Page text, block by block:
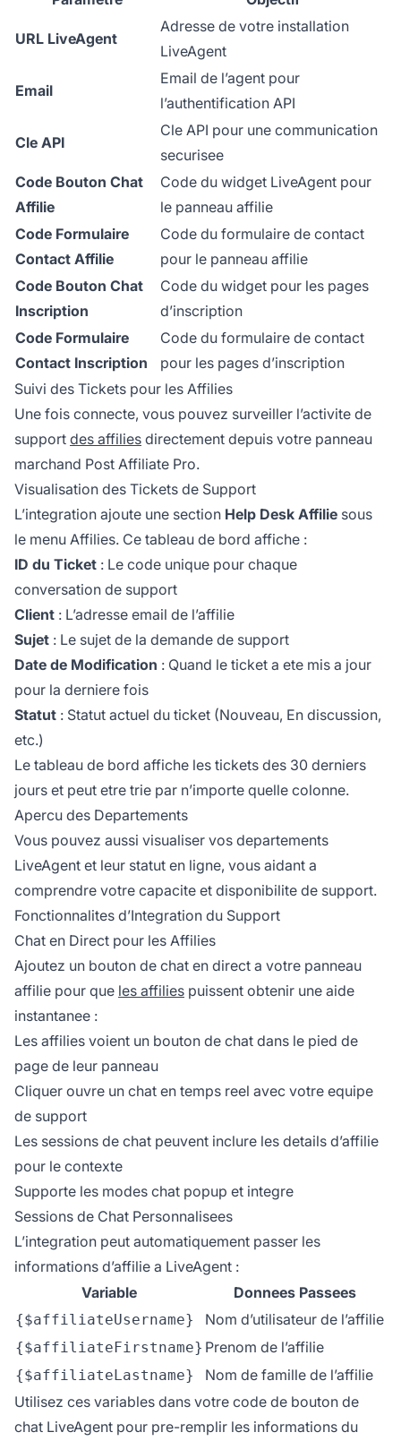
URL LiveAgent
Adresse de votre installation
LiveAgent
Email
Email de l’agent pour
l’authentification API
Cle API
Cle API pour une communication
securisee
Code Bouton Chat
Affilie
Code du widget LiveAgent pour
le panneau affilie
Code Formulaire
Contact Affilie
Code du formulaire de contact
pour le panneau affilie
Code Bouton Chat
Inscription
Code du widget pour les pages
d’inscription
Code Formulaire
Contact Inscription
Code du formulaire de contact
pour les pages d’inscription
Suivi des Tickets pour les Affilies
Une fois connecte, vous pouvez surveiller l’activite de
support des affilies directement depuis votre panneau
marchand Post Affiliate Pro.
Visualisation des Tickets de Support
L’integration ajoute une section Help Desk Affilie sous
le menu Affilies. Ce tableau de bord affiche :
ID du Ticket : Le code unique pour chaque
conversation de support
Client : L’adresse email de l’affilie
Sujet : Le sujet de la demande de support
Date de Modification : Quand le ticket a ete mis a jour
pour la derniere fois
Statut : Statut actuel du ticket (Nouveau, En discussion,
etc.)
Le tableau de bord affiche les tickets des 30 derniers
jours et peut etre trie par n’importe quelle colonne.
Apercu des Departements
Vous pouvez aussi visualiser vos departements
LiveAgent et leur statut en ligne, vous aidant a
comprendre votre capacite et disponibilite de support.
Fonctionnalites d’Integration du Support
Chat en Direct pour les Affilies
Ajoutez un bouton de chat en direct a votre panneau
affilie pour que les affilies puissent obtenir une aide
instantanee :
Les affilies voient un bouton de chat dans le pied de
page de leur panneau
Cliquer ouvre un chat en temps reel avec votre equipe
de support
Les sessions de chat peuvent inclure les details d’affilie
pour le contexte
Supporte les modes chat popup et integre
Sessions de Chat Personnalisees
L’integration peut automatiquement passer les
informations d’affilie a LiveAgent :
Variable
Donnees Passees
{$affiliateUsername} Nom d’utilisateur de l’affilie
{$affiliateFirstname} Prenom de l’affilie
{$affiliateLastname}
Nom de famille de l’affilie
Utilisez ces variables dans votre code de bouton de
chat LiveAgent pour pre-remplir les informations du